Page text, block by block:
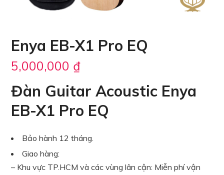
Enya EB-X1 Pro EQ
5,000,000 ₫
Đàn Guitar Acoustic Enya
EB-X1 Pro EQ
Bảo hành 12 tháng.
Giao hàng:
– Khu vực TP.HCM và các vùng lân cận: Miễn phí vận